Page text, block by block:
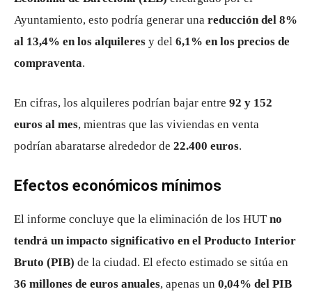
Ayuntamiento, esto podría generar una reducción del 8%
al 13,4% en los alquileres y del 6,1% en los precios de
compraventa.
En cifras, los alquileres podrían bajar entre 92 y 152
euros al mes, mientras que las viviendas en venta
podrían abaratarse alrededor de 22.400 euros.
Efectos económicos mínimos
El informe concluye que la eliminación de los HUTno
tendrá un impacto significativo en el Producto Interior
Bruto (PIB) de la ciudad. El efecto estimado se sitúa en
36 millones de euros anuales, apenas un 0,04% del PIB